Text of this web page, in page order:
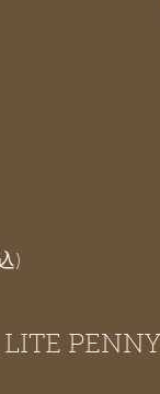
)
PENNY